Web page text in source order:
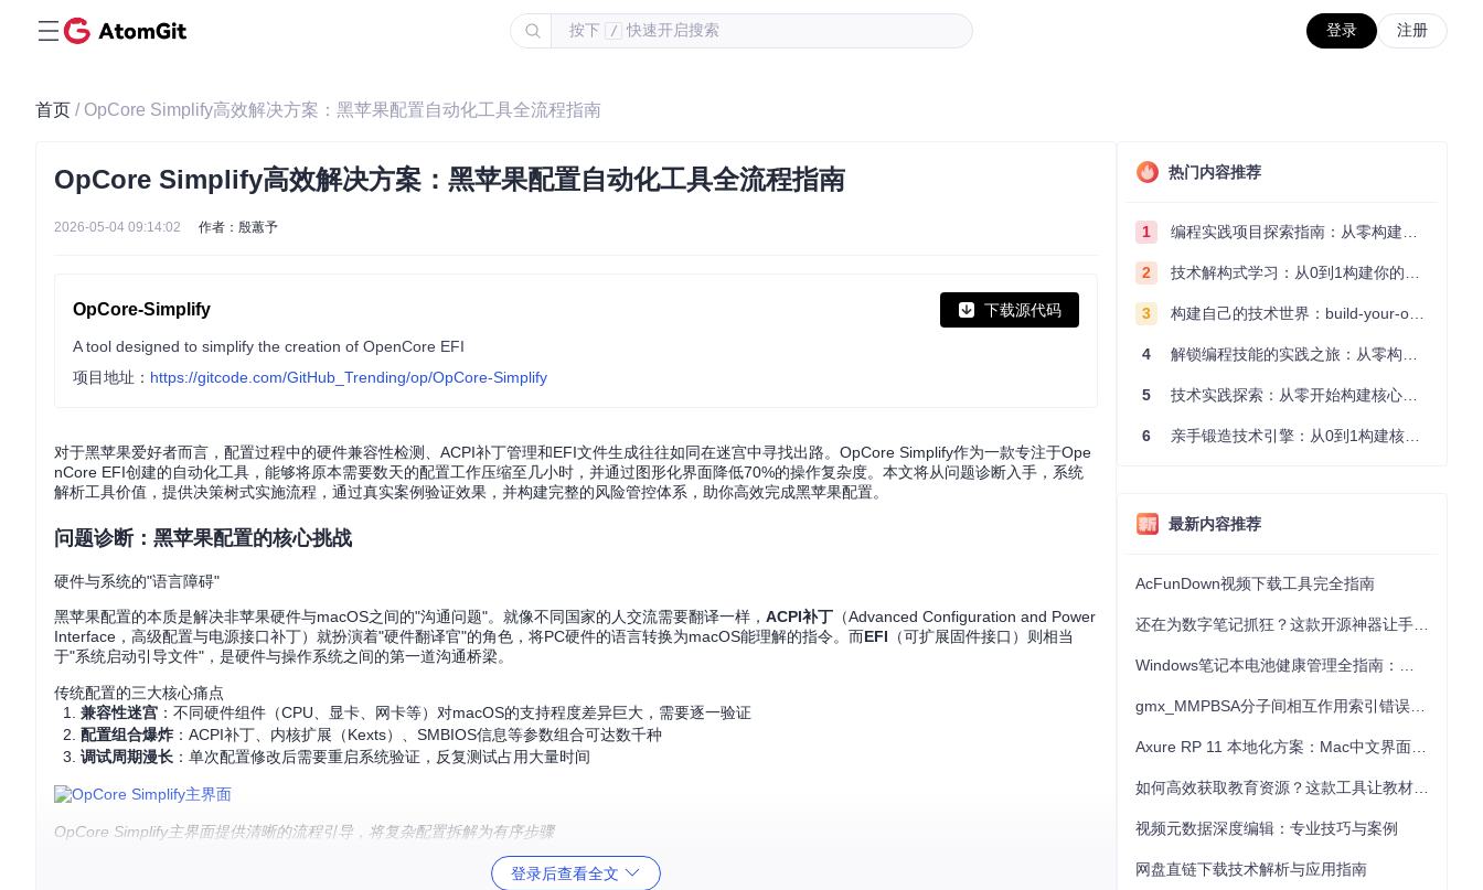
按下 / 快速开启搜索 登录 注册
首页 / OpCore Simplify高效解决方案：黑苹果配置自动化工具全流程指南
OpCore Simplify高效解决方案：黑苹果配置自动化工具全流程指南
2026-05-04 09:14:02 作者：殷蕙予
OpCore-Simplify 下载源代码
A tool designed to simplify the creation of OpenCore EFI
项目地址： https://gitcode.com/GitHub_Trending/op/OpCore-Simplify
对于黑苹果爱好者而言，配置过程中的硬件兼容性检测、ACPI补丁管理和EFI文件生成往往如同在迷宫中寻找出路。OpCore Simplify作为一款专注于Ope
nCore EFI创建的自动化工具，能够将原本需要数天的配置工作压缩至几小时，并通过图形化界面降低70%的操作复杂度。本文将从问题诊断入手，系统
解析工具价值，提供决策树式实施流程，通过真实案例验证效果，并构建完整的风险管控体系，助你高效完成黑苹果配置。
问题诊断：黑苹果配置的核心挑战
硬件与系统的"语言障碍"
黑苹果配置的本质是解决非苹果硬件与macOS之间的"沟通问题"。就像不同国家的人交流需要翻译一样， ACPI补丁 （Advanced Configuration and Power
Interface，高级配置与电源接口补丁）就扮演着"硬件翻译官"的角色，将PC硬件的语言转换为macOS能理解的指令。而EFI （可扩展固件接口）则相当
于"系统启动引导文件"，是硬件与操作系统之间的第一道沟通桥梁。
传统配置的三大核心痛点
兼容性迷宫 ：不同硬件组件（CPU、显卡、网卡等）对macOS的支持程度差异巨大，需要逐一验证
配置组合爆炸 ：ACPI补丁、内核扩展（Kexts）、SMBIOS信息等参数组合可达数千种
调试周期漫长 ：单次配置修改后需要重启系统验证，反复测试占用大量时间
OpCore Simplify主界面提供清晰的流程引导，将复杂配置拆解为有序步骤
登录后查看全文
热门内容推荐
1 编程实践项目探索指南：从零构建技术能力体系
2 技术解构式学习：从0到1构建你的编程知识体系
3 构建自己的技术世界：build-your-own-x项目的实践探索指南
4 解锁编程技能的实践之旅：从零构建你的技术世界
5 技术实践探索：从零开始构建核心系统的实践指南
6 亲手锻造技术引擎：从0到1构建核心系统的实践指南
最新内容推荐
AcFunDown视频下载工具完全指南
视频元数据深度编辑：专业技巧与案例
网盘直链下载技术解析与应用指南